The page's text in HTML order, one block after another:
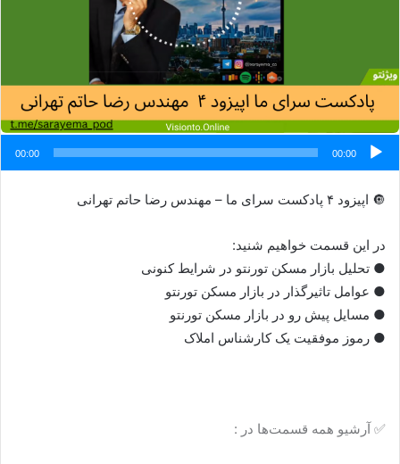
00:00
00:00
🔘 اپیزود ۴ پادکست سرای ما – مهندس رضا حاتم تهرانی
در این قسمت خواهیم شنید:
● تحلیل بازار مسکن تورنتو در شرایط کنونی
● عوامل تاثیرگذار در بازار مسکن تورنتو
● مسایل پیش رو در بازار مسکن تورنتو
● رموز موفقیت یک کارشناس املاک
✅ آرشیو همه قسمت‌ها در :